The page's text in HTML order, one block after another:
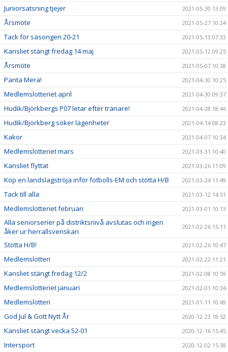
Juniorsatsning tjejer 2021-05-30 13:09
Årsmöte 2021-05-27 10:24
Tack för säsongen 20-21 2021-05-13 07:33
Kansliet stängt fredag 14 maj 2021-05-12 09:25
Årsmöte 2021-05-07 10:38
Panta Mera! 2021-04-30 10:25
Medlemslotteriet april 2021-04-30 09:37
Hudik/Björkbergs P07 letar efter tränare! 2021-04-28 18:46
Hudik/Björkberg söker lägenheter 2021-04-14 08:23
Kakor 2021-04-07 10:34
Medlemslotteriet mars 2021-03-31 10:40
Kansliet flyttat 2021-03-26 11:09
Köp en landslagströja inför fotbolls-EM och stötta H/B 2021-03-24 11:49
Tack till alla 2021-03-12 14:51
Medlemslotteriet februari 2021-03-01 10:13
Alla seniorserier på distriktsnivå avslutas och ingen
åker ur herrallsvenskan
2021-02-26 15:11
Stötta H/B! 2021-02-26 10:47
Medlemslotteri 2021-02-22 11:21
Kansliet stängt fredag 12/2 2021-02-08 10:59
Medlemslotteriet januari 2021-02-01 10:34
Medlemslotteri 2021-01-11 10:49
God Jul & Gott Nytt År 2020-12-23 18:52
Kansliet stängt vecka 52-01 2020-12-16 15:45
Intersport 2020-12-02 15:38